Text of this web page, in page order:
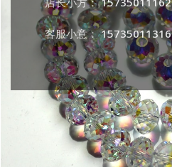
客服小意：15735011316